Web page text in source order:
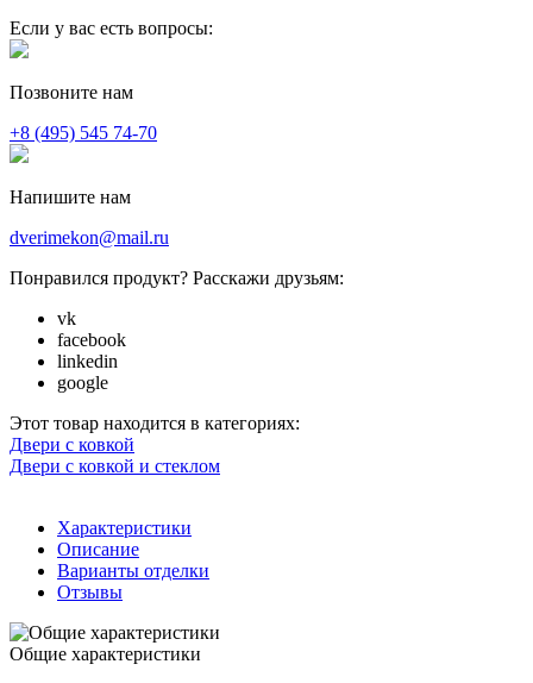
Если у вас есть вопросы:
Позвоните нам
+8 (495) 545 74-70
Напишите нам
dverimekon@mail.ru
Понравился продукт? Расскажи друзьям:
vk
facebook
linkedin
google
Этот товар находится в категориях:
Двери с ковкой
Двери с ковкой и стеклом
Характеристики
Описание
Варианты отделки
Отзывы
Общие характеристики